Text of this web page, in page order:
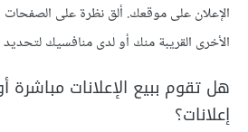
الإعلان على موقعك. ألق نظرة على الصفحات
الأخرى القريبة منك أو لدى منافسيك
هل تقوم ببيع الإعلانات مباشرة
إعلانات؟